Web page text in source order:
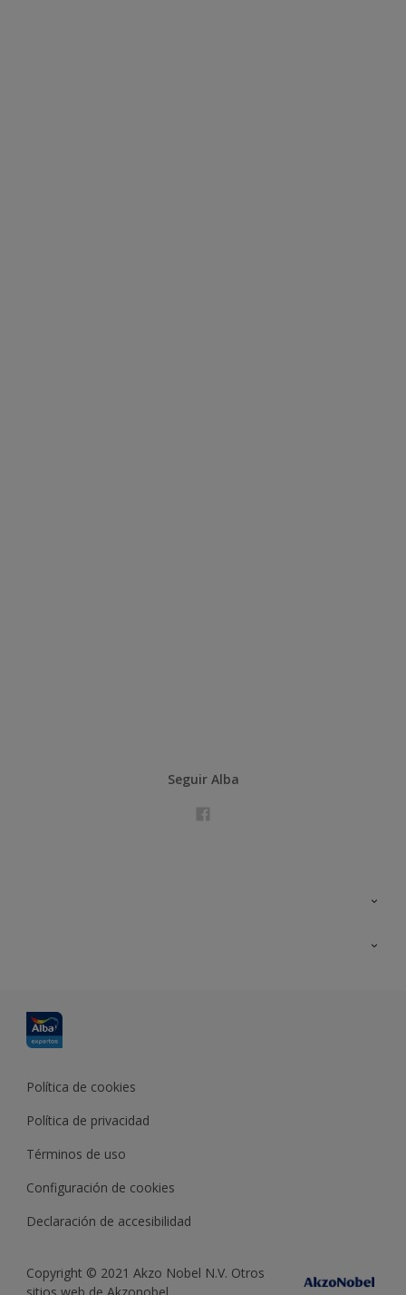
Seguir Alba
Política de cookies
Política de privacidad
Términos de uso
Configuración de cookies
Declaración de accesibilidad
Copyright © 2021 Akzo Nobel N.V. Otros
sitios web de Akzonobel